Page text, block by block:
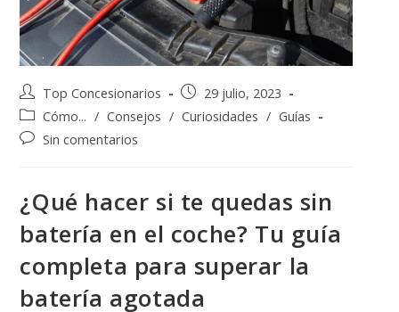
Top Concesionarios
29 julio, 2023
Cómo... / Consejos / Curiosidades / Guías
Sin comentarios
¿Qué hacer si te quedas sin
batería en el coche? Tu guía
completa para superar la
batería agotada